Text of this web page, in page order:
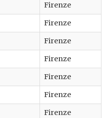
Firenze
Firenze
Firenze
Firenze
Firenze
Firenze
Firenze